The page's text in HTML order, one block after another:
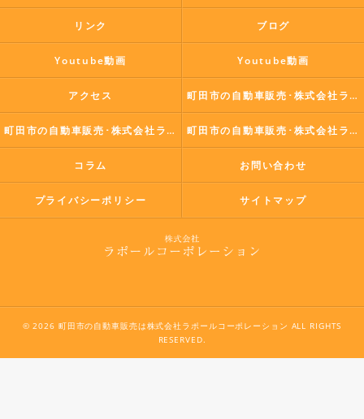
リンク ブログ
Youtube動画 Youtube動画
アクセス 町田市の自動車販売･株式会社ラポールコーポレーションの口コミ情報
町田市の自動車販売･株式会社ラポールコーポレーションの評判 町田市の自動車販売･株式会社ラポールコーポレーションのお客様の声
コラム お問い合わせ
プライバシーポリシー サイトマップ
© 2026 町田市の自動車販売は株式会社ラポールコーポレーション ALL RIGHTS
RESERVED.